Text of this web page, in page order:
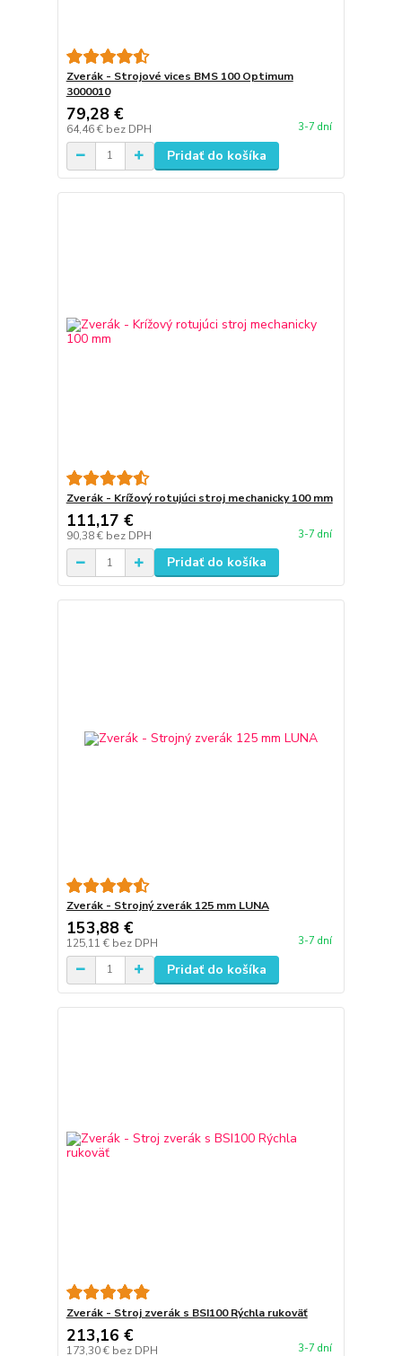
Zverák - Strojové vices BMS 100 Optimum
3000010
79,28 €
64,46 € bez DPH 3-7 dní
Pridať do košíka
Zverák - Krížový rotujúci stroj mechanicky 100 mm
111,17 €
90,38 € bez DPH 3-7 dní
Pridať do košíka
Zverák - Strojný zverák 125 mm LUNA
153,88 €
125,11 € bez DPH 3-7 dní
Pridať do košíka
Zverák - Stroj zverák s BSI100 Rýchla rukoväť
213,16 €
173,30 € bez DPH 3-7 dní